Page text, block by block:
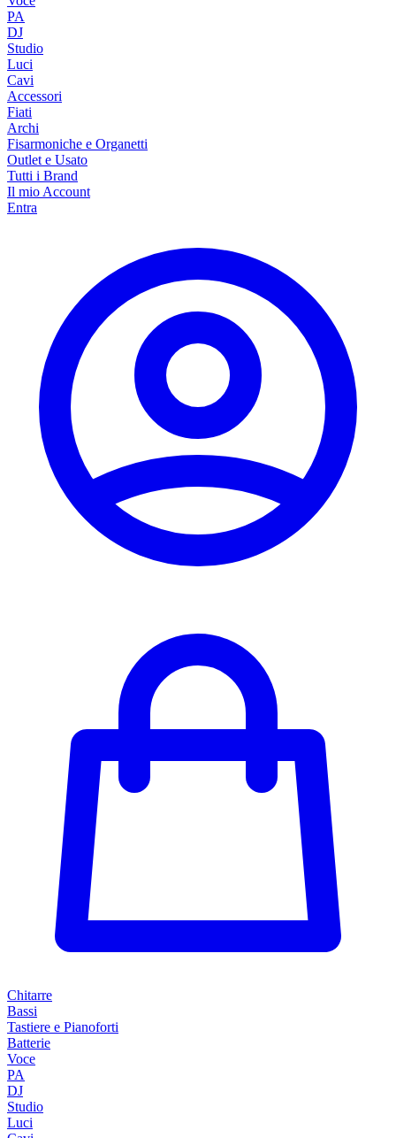
PA
DJ
Studio
Luci
Cavi
Accessori
Fiati
Archi
Fisarmoniche e Organetti
Outlet e Usato
Tutti i Brand
Il mio Account
Entra
Chitarre
Bassi
Tastiere e Pianoforti
Batterie
Voce
PA
DJ
Studio
Luci